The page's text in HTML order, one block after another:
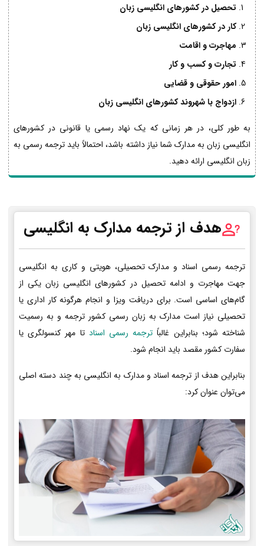
تحصیل در کشورهای انگلیسی زبان
کار در کشورهای انگلیسی زبان
مهاجرت و اقامت
تجارت و کسب و کار
امور حقوقی و قضایی
ازدواج با شهروند کشورهای انگلیسی زبان
به طور کلی، در هر زمانی که یک نهاد رسمی یا قانونی در کشورهای
انگلیسی زبان به مدارک شما نیاز داشته باشد، احتمالاً باید ترجمه رسمی به
زبان انگلیسی ارائه دهید.
هدف از ترجمه مدارک به انگلیسی
ترجمه رسمی اسناد و مدارک تحصیلی، هویتی و کاری به انگلیسی
جهت مهاجرت و ادامه تحصیل در کشورهای انگلیسی زبان یکی از
گام‌های اساسی است. برای دریافت ویزا و انجام هرگونه کار اداری یا
تحصیلی نیاز است مدارک به زبان رسمی کشور ترجمه و به رسمیت
شناخته شود؛ بنابراین غالباً ترجمه رسمی اسناد تا مهر کنسولگری یا
سفارت کشور مقصد باید انجام شود.
بنابراین هدف از ترجمه اسناد و مدارک به انگلیسی به چند دسته اصلی
می‌توان عنوان کرد: